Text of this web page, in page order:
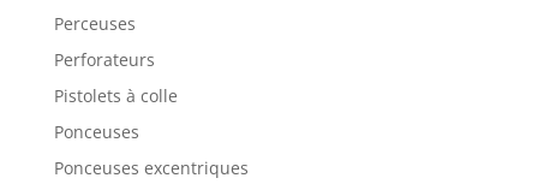
Perceuses
Perforateurs
Pistolets à colle
Ponceuses
Ponceuses excentriques